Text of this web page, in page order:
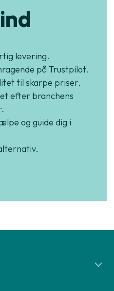
levering.
på Trustpilot.
til skarpe priser.
efter branchens
og guide dig i